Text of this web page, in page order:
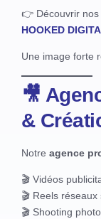
👉 Découvrir nos
HOOKED
Une image forte
🎥
&
Notre agence
🎬 Vidéos
🎬 Reels réseaux
🎬 Shooting